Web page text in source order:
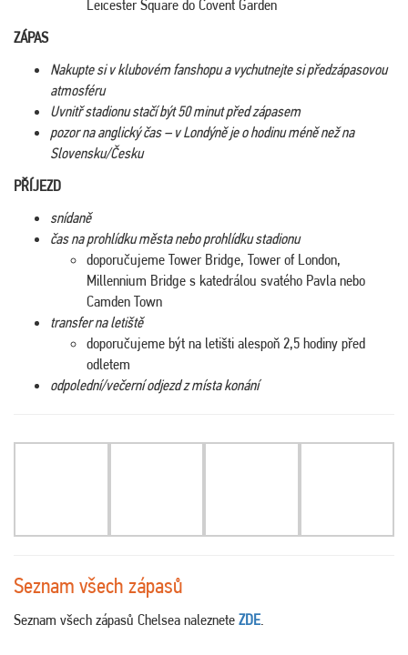
Leicester Square do Covent Garden
ZÁPAS
Nakupte si v klubovém fanshopu a vychutnejte si předzápasovou
atmosféru
Uvnitř stadionu stačí být 50 minut před zápasem
pozor na anglický čas – v Londýně je o hodinu méně než na
Slovensku/Česku
PŘÍJEZD
snídaně
čas na prohlídku města nebo prohlídku stadionu
doporučujeme Tower Bridge, Tower of London,
Millennium Bridge s katedrálou svatého Pavla nebo
Camden Town
transfer na letiště
doporučujeme být na letišti alespoň 2,5 hodiny před
odletem
odpolední/večerní odjezd z místa konání
Seznam všech zápasů
Seznam všech zápasů Chelsea naleznete ZDE.